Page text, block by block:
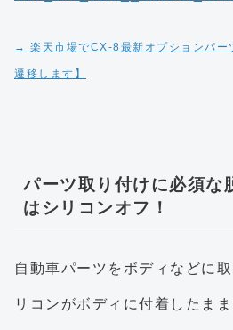
→ 楽天市場でCX-8最新オプションパー
遷移します】
パーツ取り付けに必須な
はシリコンオフ！
自動車パーツをボディなどに
リコンがボディに付着したま